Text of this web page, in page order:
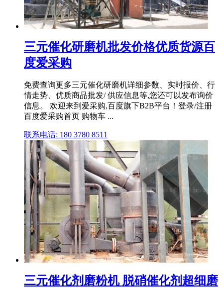
三元催化研磨机批发价格优质货源百
度爱采购
免费查询更多三元催化研磨机详细参数、实时报价、行
情走势、优质商品批发/ 供应信息等,您还可以发布询价
信息。 欢迎来到爱采购,百度旗下B2B平台！登录/注册
百度爱采购首页 购物车 ...
联系电话: 180 3780 8511
三元催化剂磨粉机 脱硝催化剂超细磨